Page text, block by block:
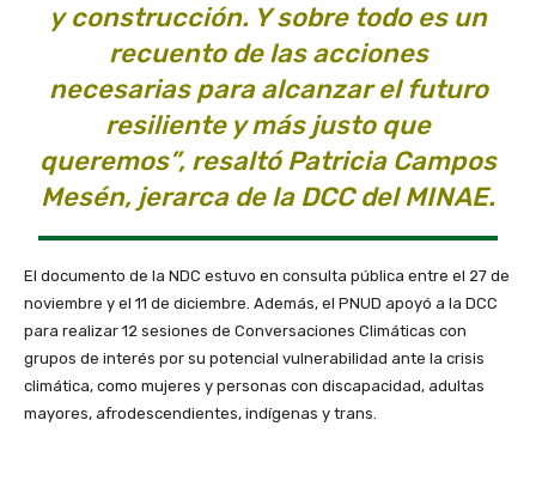
y construcción. Y sobre todo es un
recuento de las acciones
necesarias para alcanzar el futuro
resiliente y más justo que
queremos”, resaltó Patricia Campos
Mesén, jerarca de la DCC del MINAE.
El documento de la NDC estuvo en consulta pública entre el 27 de
noviembre y el 11 de diciembre. Además, el PNUD apoyó a la DCC
para realizar 12 sesiones de Conversaciones Climáticas con
grupos de interés por su potencial vulnerabilidad ante la crisis
climática, como mujeres y personas con discapacidad, adultas
mayores, afrodescendientes, indígenas y trans.